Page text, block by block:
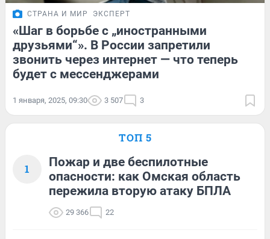
СТРАНА И МИР ЭКСПЕРТ
«Шаг в борьбе с „иностранными
друзьями“». В России запретили
звонить через интернет — что теперь
будет с мессенджерами
1 января, 2025, 09:30 3 507 3
ТОП 5
1
Пожар и две беспилотные
опасности: как Омская область
пережила вторую атаку БПЛА
29 366 22